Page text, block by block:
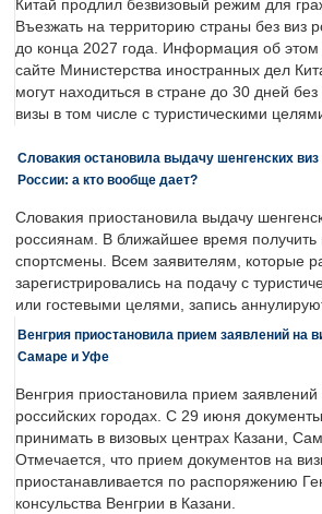
Китай продлил безвизовый режим для
Въезжать на территорию страны без виз
до конца 2027 года. Информация об этом
сайте Министерства иностранных дел
могут находиться в стране до 30 дней
визы в том числе с туристическими
Словакия остановила выдачу шенгенских виз
России: а кто вообще дает?
Словакия приостановила выдачу
россиянам. В ближайшее время получить
спортсмены. Всем заявителям, которые
зарегистрировались на подачу с
или гостевыми целями, запись
Венгрия приостановила прием заявлений на
Самаре и Уфе
Венгрия приостановила прием заявлений
российских городах. С 29 июня
принимать в визовых центрах Казани,
Отмечается, что прием документов на
приостанавливается по распоряжению
консульства Венгрии в Казани.